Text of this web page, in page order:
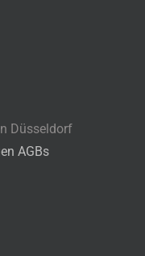
Düsseldorf
AGBs